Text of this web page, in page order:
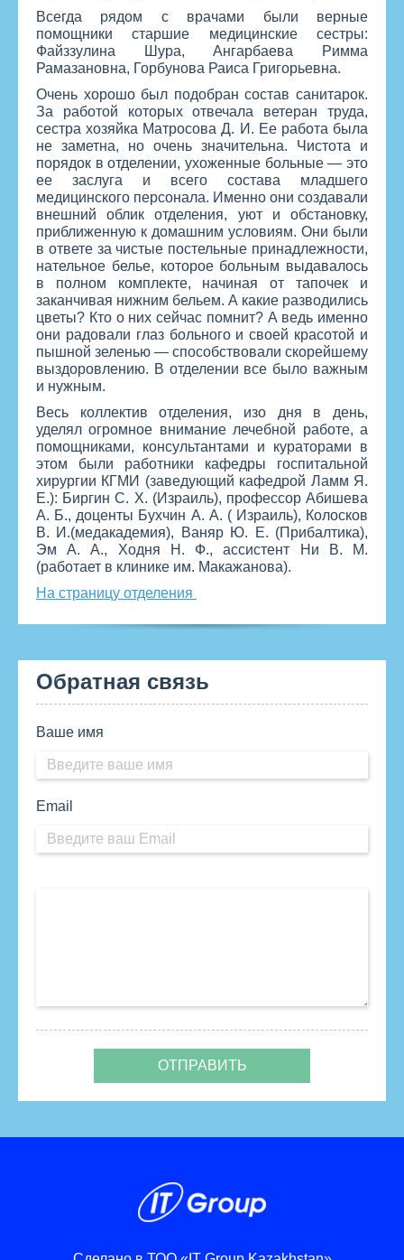
Всегда рядом с врачами были верные
помощники старшие медицинские сестры:
Файззулина Шура, Ангарбаева Римма
Рамазановна, Горбунова Раиса Григорьевна.
Очень хорошо был подобран состав санитарок.
За работой которых отвечала ветеран труда,
сестра хозяйка Матросова Д. И. Ее работа была
не заметна, но очень значительна. Чистота и
порядок в отделении, ухоженные больные — это
ее заслуга и всего состава младшего
медицинского персонала. Именно они создавали
внешний облик отделения, уют и обстановку,
приближенную к домашним условиям. Они были
в ответе за чистые постельные принадлежности,
нательное белье, которое больным выдавалось
в полном комплекте, начиная от тапочек и
заканчивая нижним бельем. А какие разводились
цветы? Кто о них сейчас помнит? А ведь именно
они радовали глаз больного и своей красотой и
пышной зеленью — способствовали скорейшему
выздоровлению. В отделении все было важным
и нужным.
Весь коллектив отделения, изо дня в день,
уделял огромное внимание лечебной работе, а
помощниками, консультантами и кураторами в
этом были работники кафедры госпитальной
хирургии КГМИ (заведующий кафедрой Ламм Я.
Е.): Биргин С. Х. (Израиль), профессор Абишева
А. Б., доценты Бухчин А. А. ( Израиль), Колосков
В. И.(медакадемия), Ваняр Ю. Е. (Прибалтика),
Эм А. А., Ходня Н. Ф., ассистент Ни В. М.
(работает в клинике им. Макажанова).
На страницу отделения
Обратная связь
Ваше имя
Email